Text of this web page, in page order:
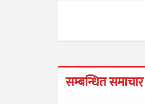
सम्बन्धित समाचार